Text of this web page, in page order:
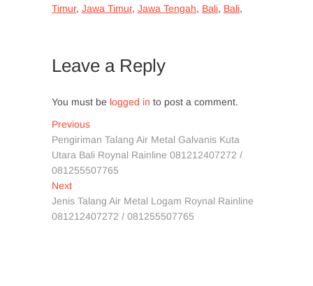
Timur, Jawa Timur, Jawa Tengah, Bali, Bali,
Leave a Reply
You must be logged in to post a comment.
Post
navigation
PreviousPrevious
post:
Pengiriman Talang Air Metal Galvanis Kuta
Utara Bali Roynal Rainline 081212407272 /
081255507765
NextNext
post:
Jenis Talang Air Metal Logam Roynal Rainline
081212407272 / 081255507765